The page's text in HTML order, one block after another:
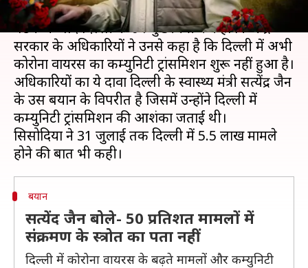
दिल्ली आपदा प्रबंधन प्राधिकरण के अधिकारियों के साथ
बैठक के बाद दिल्ली के उप मुख्यमंत्री ने कहा कि केंद्र
सरकार के अधिकारियों ने उनसे कहा है कि दिल्ली में अभी
कोरोना वायरस का कम्युनिटी ट्रांसमिशन शुरू नहीं हुआ है।
अधिकारियों का ये दावा दिल्ली के स्वास्थ्य मंत्री सत्येंद्र जैन
के उस बयान के विपरीत है जिसमें उन्होंने दिल्ली में
कम्युनिटी ट्रांसमिशन की आशंका जताई थी।
सिसोदिया ने 31 जुलाई तक दिल्ली में 5.5 लाख मामले
बयान
सत्येंद जैन बोले- 50 प्रतिशत मामलों में
संक्रमण के स्त्रोत का पता नहीं
दिल्ली में कोरोना वायरस के बढ़ते मामलों और कम्युनिटी